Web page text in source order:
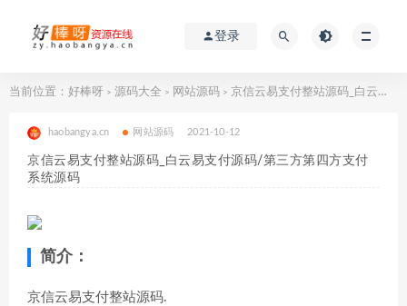
登录
当前位置： 好棒呀 > 源码大全 > 网站源码 > 京信云易支付整站源码_白云易支付源码/第三方第四方支付系统源码
haobangya.cn 网站源码 2021-10-12
京信云易支付整站源码_白云易支付源码/第三方第四方支付
系统源码
简介：
京信云易支付整站源码.